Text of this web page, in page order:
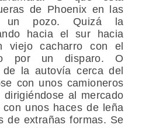
de Phoenix en las
un pozo. Quizá la
hacia el sur hacia
viejo cacharro con el
por un disparo. O
la autovía cerca del
con unos camioneros
al mercado
unos haces de leña
de extrañas formas. Se